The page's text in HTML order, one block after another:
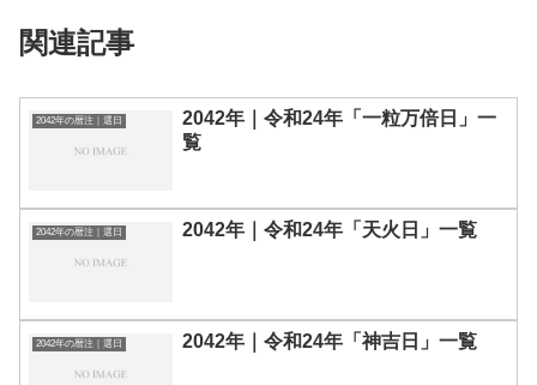
関連記事
2042年の暦注｜選日
2042年｜令和24年「一粒万倍日」一
覧
2042年の暦注｜選日 2042年｜令和24年「天火日」一覧
2042年の暦注｜選日 2042年｜令和24年「神吉日」一覧